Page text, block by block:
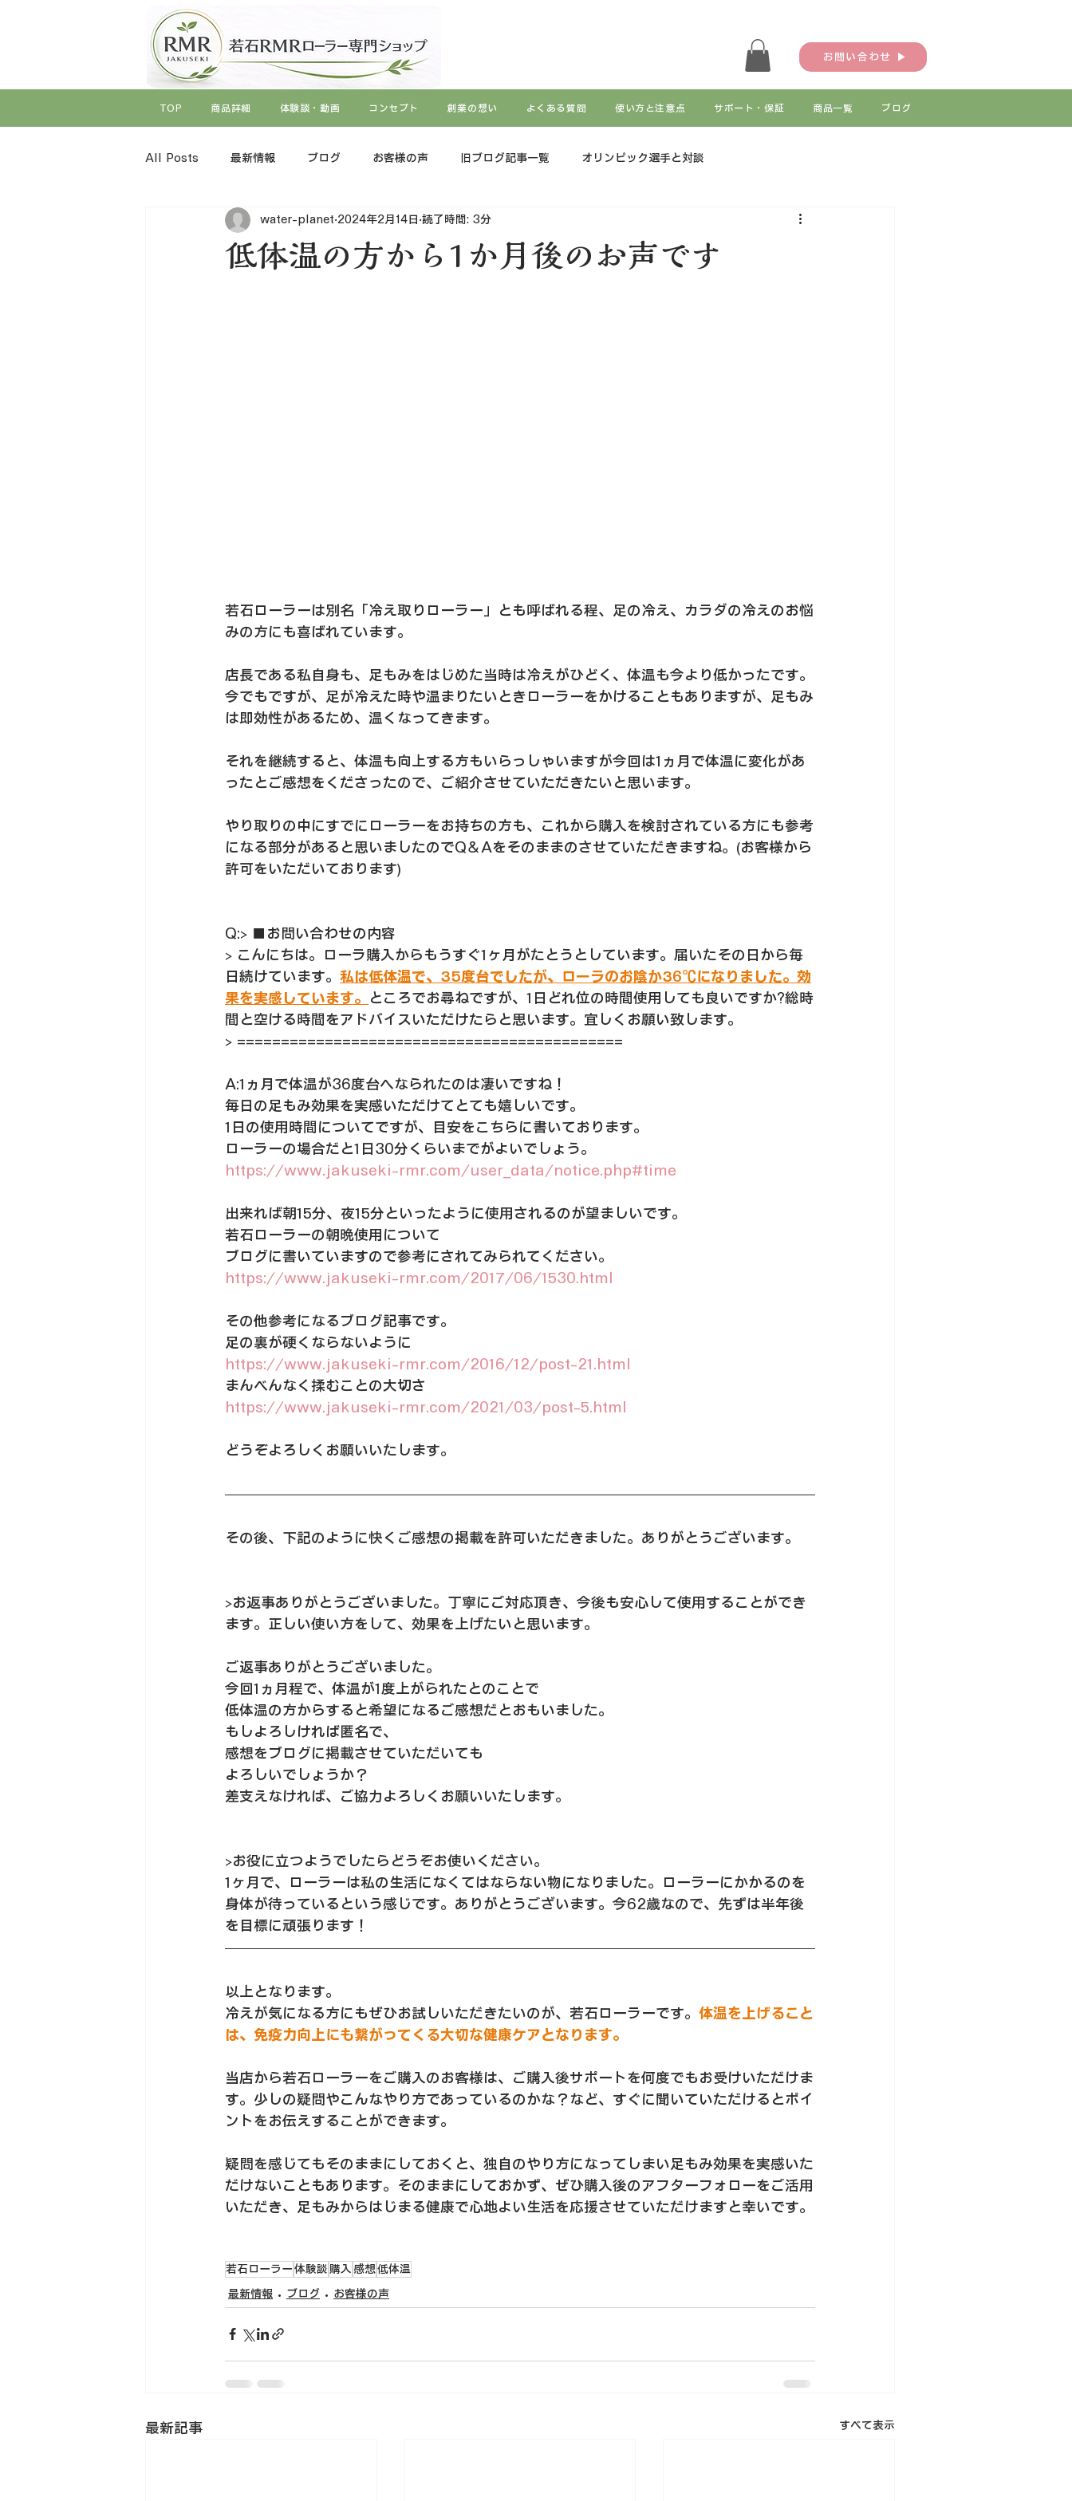
お問い合わせ ▶
TOP 商品詳細 体験談・動画 コンセプト 創業の想い よくある質問 使い方と注意点 サポート・保証 商品一覧 ブログ
All Posts 最新情報 ブログ お客様の声 旧ブログ記事一覧 オリンピック選手と対談
低体温の方から1か月後のお声です
water-planet 2024年2月14日 読了時間: 3分
若石ローラーは別名「冷え取りローラー」とも呼ばれる程、足の冷え、カラダの冷えのお悩
みの方にも喜ばれています。
店長である私自身も、足もみをはじめた当時は冷えがひどく、体温も今より低かったです。
今でもですが、足が冷えた時や温まりたいときローラーをかけることもありますが、足もみ
は即効性があるため、温くなってきます。
それを継続すると、体温も向上する方もいらっしゃいますが今回は1ヵ月で体温に変化があ
ったとご感想をくださったので、ご紹介させていただきたいと思います。
やり取りの中にすでにローラーをお持ちの方も、これから購入を検討されている方にも参考
になる部分があると思いましたのでQ＆Aをそのままのさせていただきますね。(お客様から
許可をいただいております)
Q:> ■お問い合わせの内容
> こんにちは。ローラ購入からもうすぐ1ヶ月がたとうとしています。届いたその日から毎
日続けています。 私は低体温で、35度台でしたが、ローラのお陰か36℃になりました。効
果を実感しています。
ところでお尋ねですが、1日どれ位の時間使用しても良いですか?総時
間と空ける時間をアドバイスいただけたらと思います。宜しくお願い致します。
> ============================================
A:1ヵ月で体温が36度台へなられたのは凄いですね！
毎日の足もみ効果を実感いただけてとても嬉しいです。
1日の使用時間についてですが、目安をこちらに書いております。
ローラーの場合だと1日30分くらいまでがよいでしょう。
https://www.jakuseki-rmr.com/user_data/notice.php#time
出来れば朝15分、夜15分といったように使用されるのが望ましいです。
若石ローラーの朝晩使用について
ブログに書いていますので参考にされてみられてください。
https://www.jakuseki-rmr.com/2017/06/1530.html
その他参考になるブログ記事です。
足の裏が硬くならないように
https://www.jakuseki-rmr.com/2016/12/post-21.html
まんべんなく揉むことの大切さ
https://www.jakuseki-rmr.com/2021/03/post-5.html
どうぞよろしくお願いいたします。
その後、下記のように快くご感想の掲載を許可いただきました。ありがとうございます。
>お返事ありがとうございました。丁寧にご対応頂き、今後も安心して使用することができ
ます。正しい使い方をして、効果を上げたいと思います。
ご返事ありがとうございました。
今回1ヵ月程で、体温が1度上がられたとのことで
低体温の方からすると希望になるご感想だとおもいました。
もしよろしければ匿名で、
感想をブログに掲載させていただいても
よろしいでしょうか？
差支えなければ、ご協力よろしくお願いいたします。
>お役に立つようでしたらどうぞお使いください。
1ヶ月で、ローラーは私の生活になくてはならない物になりました。ローラーにかかるのを
身体が待っているという感じです。ありがとうございます。今62歳なので、先ずは半年後
を目標に頑張ります！
以上となります。
冷えが気になる方にもぜひお試しいただきたいのが、若石ローラーです。 体温を上げること
は、免疫力向上にも繋がってくる大切な健康ケアとなります。
当店から若石ローラーをご購入のお客様は、ご購入後サポートを何度でもお受けいただけま
す。少しの疑問やこんなやり方であっているのかな？など、すぐに聞いていただけるとポイ
ントをお伝えすることができます。
疑問を感じてもそのままにしておくと、独自のやり方になってしまい足もみ効果を実感いた
だけないこともあります。そのままにしておかず、ぜひ購入後のアフターフォローをご活用
いただき、足もみからはじまる健康で心地よい生活を応援させていただけますと幸いです。
若石ローラー 体験談 購入 感想 低体温
最新情報 ブログ お客様の声
最新記事 すべて表示